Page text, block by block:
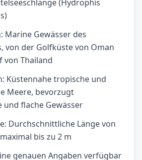
(Hydrophis
Marine Gewässer des
von der Golfküste von Oman
von Thailand
Küstennahe tropische und
Meere, bevorzugt
und flache Gewässer
Durchschnittliche Länge von
bis zu 2 m
genauen Angaben verfügbar